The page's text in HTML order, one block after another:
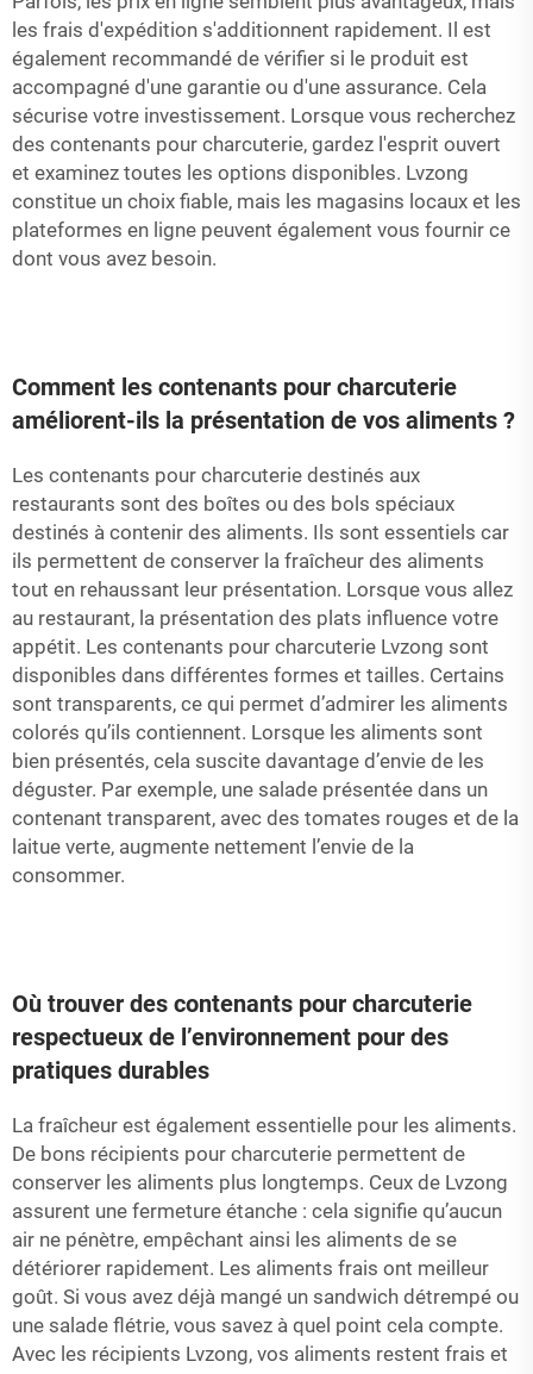
les frais d'expédition s'additionnent rapidement. Il est
également recommandé de vérifier si le produit est
accompagné d'une garantie ou d'une assurance. Cela
sécurise votre investissement. Lorsque vous recherchez
des contenants pour charcuterie, gardez l'esprit ouvert
et examinez toutes les options disponibles. Lvzong
constitue un choix fiable, mais les magasins locaux et les
plateformes en ligne peuvent également vous fournir ce
dont vous avez besoin.
Comment les contenants pour charcuterie
améliorent-ils la présentation de vos aliments ?
Les contenants pour charcuterie destinés aux
restaurants sont des boîtes ou des bols spéciaux
destinés à contenir des aliments. Ils sont essentiels car
ils permettent de conserver la fraîcheur des aliments
tout en rehaussant leur présentation. Lorsque vous allez
au restaurant, la présentation des plats influence votre
appétit. Les contenants pour charcuterie Lvzong sont
disponibles dans différentes formes et tailles. Certains
sont transparents, ce qui permet d’admirer les aliments
colorés qu’ils contiennent. Lorsque les aliments sont
bien présentés, cela suscite davantage d’envie de les
déguster. Par exemple, une salade présentée dans un
contenant transparent, avec des tomates rouges et de la
laitue verte, augmente nettement l’envie de la
consommer.
Où trouver des contenants pour charcuterie
respectueux de l’environnement pour des
pratiques durables
La fraîcheur est également essentielle pour les aliments.
De bons récipients pour charcuterie permettent de
conserver les aliments plus longtemps. Ceux de Lvzong
assurent une fermeture étanche : cela signifie qu’aucun
air ne pénètre, empêchant ainsi les aliments de se
détériorer rapidement. Les aliments frais ont meilleur
goût. Si vous avez déjà mangé un sandwich détrempé ou
une salade flétrie, vous savez à quel point cela compte.
Avec les récipients Lvzong, vos aliments restent frais et